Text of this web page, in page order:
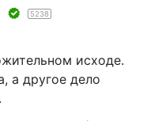
5238
исходе.
а другое дело